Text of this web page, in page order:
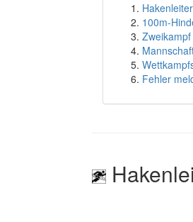
100m-
Zweikampf
Fehler